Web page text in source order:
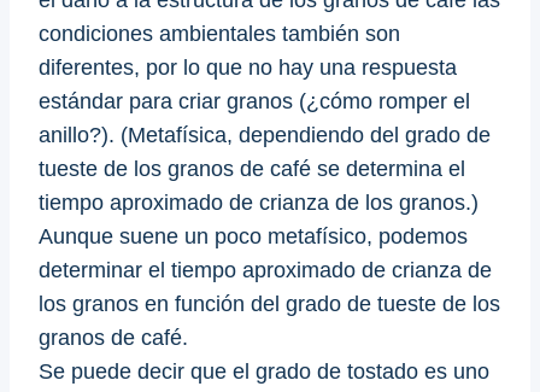
condiciones ambientales también son
diferentes, por lo que no hay una respuesta
estándar para criar granos (¿cómo romper el
anillo?). (Metafísica, dependiendo del grado de
tueste de los granos de café se determina el
tiempo aproximado de crianza de los granos.)
Aunque suene un poco metafísico, podemos
determinar el tiempo aproximado de crianza de
los granos en función del grado de tueste de los
granos de café.
Se puede decir que el grado de tostado es uno